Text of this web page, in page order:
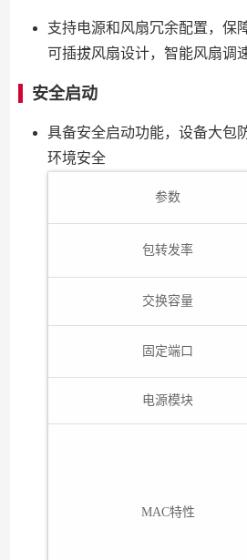
支持电源和风扇冗余配置，保
可插拔风扇设计，智能风扇调
安全启动
具备安全启动功能，设备大包
环境安全
参数
包转发率
交换容量
固定端口
电源模块
MAC特性